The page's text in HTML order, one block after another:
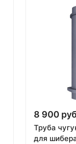
8 900
Труба
для